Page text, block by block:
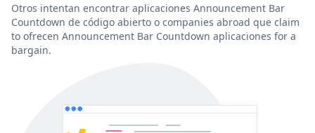
Otros intentan encontrar aplicaciones Announcement Bar
Countdown de código abierto o companies abroad que claim
to ofrecen Announcement Bar Countdown aplicaciones for a
bargain.